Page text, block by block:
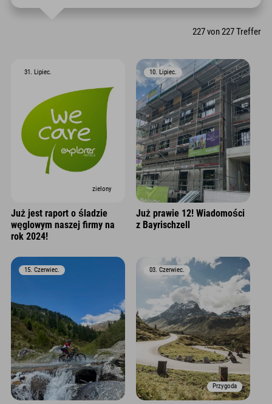
227von227Treffer
zielony
31. Lipiec.
Już jest raport o śladzie
węglowym naszej firmy na
rok 2024!
10. Lipiec.
Już prawie 12! Wiadomości
z Bayrischzell
15. Czerwiec.
Przygoda
03. Czerwiec.